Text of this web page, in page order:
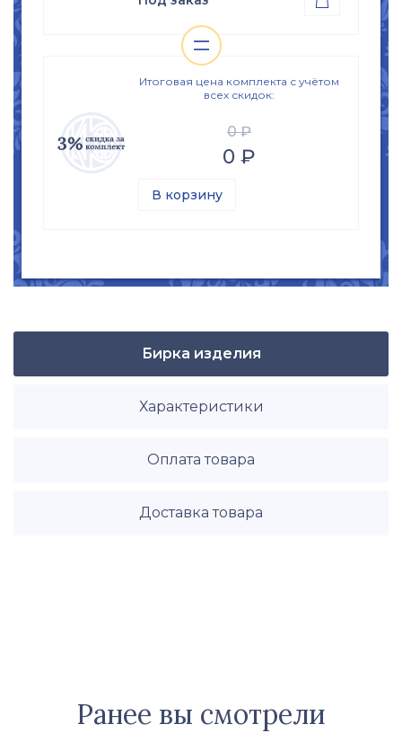
Золото 585
15,5 16
16,5
18
20
21
21,5
=
Итоговая цена комплекта с учётом
всех скидок:
0 ₽
0 ₽
В корзину
Бирка изделия
Характеристики
Оплата товара
Доставка товара
Ранее вы смотрели